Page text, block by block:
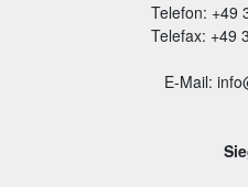
Telefon: +49
Telefax: +49
E-Mail: